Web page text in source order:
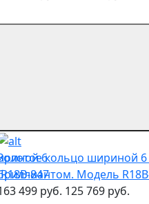
6
847
кольцо шириной
Модель
499 руб. 125 769 руб.